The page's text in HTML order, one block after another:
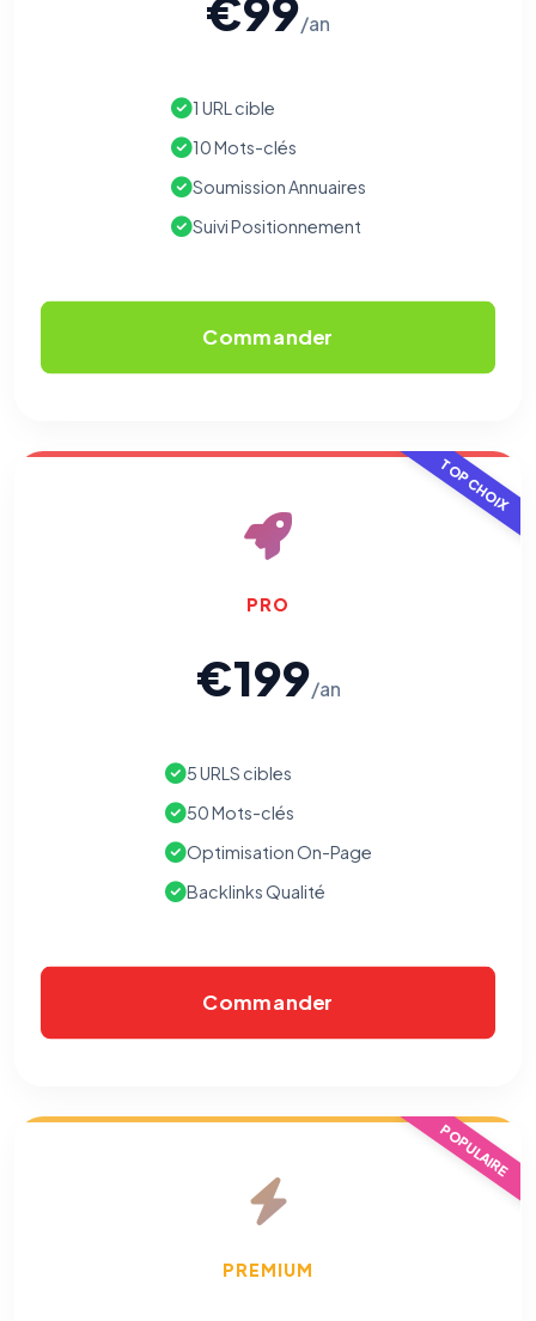
/an
1 URL cible
10 Mots-clés
Soumission Annuaires
Suivi Positionnement
Commander
TOP CHOIX
PRO
€199/an
5 URLS cibles
50 Mots-clés
Optimisation On-Page
Backlinks Qualité
Commander
POPULAIRE
PREMIUM